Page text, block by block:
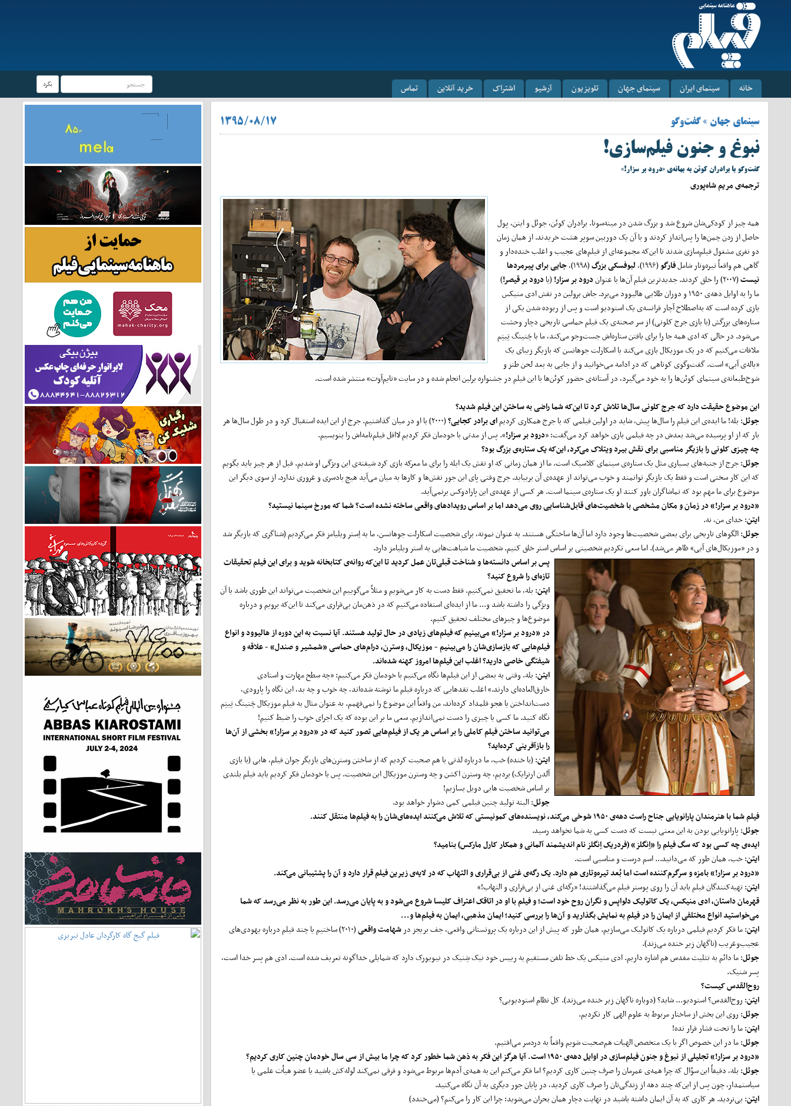
خانه سینمای ایران سینمای جهان تلویزیون آرشیو اشتراک خرید آنلاین تماس بگرد
سینمای جهان » گفت‌وگو ۱۳۹۵/۰۸/۱۷
نبوغ و جنون فیلم‌سازی!
گفت‌وگو با برادران کوئن به بهانه‌ی «درود بر سزار!»
ترجمه‌ی مریم شاه‌پوری
همه چیز از کودکی‌شان شروع شد و بزرگ شدن در مینه‌سوتا. برادران کوئن، جوئل و ایتن، پول
حاصل از زدن چمن‌ها را پس‌انداز کردند و با آن یک دوربین سوپر هشت خریدند. از همان زمان
دو نفری مشغول فیلم‌سازی شدند تا این‌که مجموعه‌ای از فیلم‌های عجیب و اغلب خنده‌دار و
گاهی هم واقعاً تیره‌وتار شاملفارگو(۱۹۹۶)، لبوفسکی بزرگ(۱۹۹۸)،
جایی برای پیرمردها
نیست(۲۰۰۷) را خلق کردند. جدیدترین فیلم آن‌ها با عنوان درود بر سزار!(یادرود بر قیصر!)
ما را به اوایل دهه‌ی ۱۹۵۰ و دوران طلایی هالیوود می‌برد. جاش برولین در نقش ادی منیکس
بازی کرده است که به‌اصطلاح آچار فرانسه‌ی یک استودیو است و پس از ربوده شدن یکی از
ستاره‌های بزرگش (با بازی جرج کلونی) از سر صحنه‌ی یک فیلم حماسی تاریخی دچار وحشت
می‌شود. در حالی که ادی همه جا را برای یافتن ستاره‌اش جست‌وجو می‌کند، ما با چَنینگ تِیتِم
ملاقات می‌کنیم که در یک موزیکال بازی می‌کند یا اسکارلت جوهانسن که بازیگر زیبای یک
«باله‌ی آبی» است. گفت‌وگوی کوتاهی که در ادامه می‌خوانید و از جایی به بعد لحن طنز و
شوخ‌طبعانه‌ی سینمای کوئن‌ها را به خود می‌گیرد، در آستانه‌ی حضور کوئن‌ها با این فیلم در جشنواره برلین انجام شده و در سایت «تایم‌آوت» منتشر شده است.
این موضوع حقیقت دارد که جرج کلونی سال‌ها تلاش کرد تا این‌که شما راضی به ساختن این فیلم شدید؟
جوئل: بله! ما ایده‌ی این فیلم را سال‌ها پیش، شاید در اولین فیلمی که با جرج همکاری کردیمای برادر کجایی؟
(۲۰۰۰) با او در میان گذاشتیم. جرج از این ایده استقبال کرد و در طول سال‌ها هر
بار که از او پرسیده می‌شد بعدش در چه فیلمی بازی خواهد کرد می‌گفت: «درود بر سزار!». پس از مدتی با خودمان فکر کردیم لااقل فیلم‌نامه‌اش را بنویسیم.
چه چیزی کلونی را بازیگر مناسبی برای نقش بیرد ویتلاک می‌کرد، این‌که یک ستاره‌ی بزرگ بود؟
جوئل: جرج از جنبه‌های بسیاری مثل یک ستاره‌ی سینمای کلاسیک است. ما از همان زمانی که او نقش یک ابله را برای ما معرکه بازی کرد شیفته‌ی این ویژگی او شدیم. قبل از هر چیز باید بگویم
که این کار سختی است و فقط یک بازیگر توانمند و خوب می‌تواند از عهده‌ی آن بربیاید. جرج وقتی پای این جور نقش‌ها و کارها به میان می‌آید هیچ بادسری و غروری ندارد. از سوی دیگر این
موضوع برای ما مهم بود که تماشاگران باور کنند او یک ستاره‌ی سینما است. هر کسی از عهده‌ی این پارادوکس برنمی‌آید.
«درود بر سزار!» در زمان و مکان مشخصی با شخصیت‌های قابل‌شناسایی روی می‌دهد اما بر اساس رویدادهای واقعی ساخته نشده است؟ شما که مورخ سینما نیستید؟
ایتن: خدای من، نه.
جوئل: الگوهای تاریخی برای بعضی شخصیت‌ها وجود دارد اما آن‌ها ساختگی هستند. به عنوان نمونه، برای شخصیت اسکارلت جوهانسن، ما به اِستر ویلیامز فکر می‌کردیم (شناگری که بازیگر شد
و در «موزیکال‌های آبی» ظاهر می‌شد). اما سعی نکردیم شخصیتی بر اساس استر خلق کنیم. شخصیت ما شباهت‌هایی به استر ویلیامز دارد.
پس بر اساس دانسته‌ها و شناخت قبلی‌تان عمل کردید تا این‌که روانه‌ی کتابخانه شوید و برای این فیلم تحقیقات
تازه‌ای را شروع کنید؟
ایتن: بله، ما تحقیق نمی‌کنیم. فقط دست به کار می‌شویم و مثلاً می‌گوییم این شخصیت می‌تواند این طوری باشد یا آن
ویژگی را داشته باشد و... ما از ایده‌ای استفاده می‌کنیم که در ذهن‌مان بی‌قراری می‌کند تا این‌که برویم و درباره
موضوع‌ها و چیزهای مختلف تحقیق کنیم.
در «درود بر سزار!» می‌بینیم که فیلم‌های زیادی در حال تولید هستند. آیا نسبت به این دوره از هالیوود و انواع
فیلم‌هایی که بازسازی‌شان را می‌بینیم - موزیکال، وسترن، درام‌های حماسی «شمشیر و صندل» - علاقه و
شیفتگی خاصی دارید؟ اغلب این فیلم‌ها امروز کهنه شده‌اند.
ایتن: بله. وقتی به بعضی از این فیلم‌ها نگاه می‌کنیم با خودمان فکر می‌کنیم: «چه سطح مهارت و استادی
خارق‌العاده‌ای دارند.» اغلب نقدهایی که درباره فیلم ما نوشته شده‌اند، چه خوب و چه بد، این نگاه را پارودی،
دست‌انداختن یا هجو قلمداد کرده‌اند. من واقعاً این موضوع را نمی‌فهمم. به عنوان مثال به فیلم موزیکال چَنینگ تِیتِم
نگاه کنید. ما کسی یا چیزی را دست نمی‌اندازیم. سعی ما بر این بوده که یک اجرای خوب را ضبط کنیم!
می‌توانید ساختن فیلم کاملی را بر اساس هر یک از فیلم‌هایی تصور کنید که در «درود بر سزار!» بخشی از آن‌ها
را بازآفرینی کرده‌اید؟
ایتن: (با خنده) خب، ما درباره لذتی با هم صحبت کردیم که از ساختن وسترن‌های بازیگر جوان فیلم، هابی (با بازی
آلدن ارنرایک) بردیم، چه وسترن اکشن و چه وسترن موزیکال این شخصیت. پس با خودمان فکر کردیم باید فیلم بلندی
بر اساس شخصیت هابی دویل بسازیم!
جوئل: البته تولید چنین فیلمی کمی دشوار خواهد بود.
فیلم شما با هنرمندان پارانویایی جناح راست دهه‌ی ۱۹۵۰ شوخی می‌کند، نویسنده‌های کمونیستی که تلاش می‌کنند ایده‌های‌شان را به فیلم‌ها منتقل کنند.
جوئل: پارانویایی بودن به این معنی نیست که دست کسی به شما نخواهد رسید.
ایده‌ی چه کسی بود که سگ فیلم را «اِنگلز» (فردریک اِنگلز نام اندیشمند آلمانی و همکار کارل مارکس) بنامید؟
ایتن: خب، همان طور که می‌دانید... اسم درست و مناسبی است.
«درود بر سزار!» بامزه و سرگرم‌کننده است اما بُعد تیره‌وتاری هم دارد. یک رگه‌ی غنی از بی‌قراری و التهاب که در لایه‌ی زیرین فیلم قرار دارد و آن را پشتیبانی می‌کند.
ایتن: تهیه‌کنندگان فیلم باید آن را روی پوستر فیلم می‌گذاشتند! «رگه‌ای غنی از بی‌قراری و التهاب!»
قهرمان داستان، ادی منیکس، یک کاتولیک دلواپس و نگران روح خود است؛ و فیلم با او در اتاقک اعتراف کلیسا شروع می‌شود و به پایان می‌رسد. این طور به نظر می‌رسد که شما
می‌خواستید انواع مختلفی از ایمان را در فیلم به نمایش بگذارید و آن‌ها را بررسی کنید؛ ایمان مذهبی، ایمان به فیلم‌ها و...
ایتن: ما فکر کردیم فیلمی درباره یک کاتولیک می‌سازیم. همان طور که پیش از این درباره یک پروتستانی واقعی، جف بریجز در شهامت واقعی
(۲۰۱۰) ساختیم یا چند فیلم درباره یهودی‌های
عجیب‌وغریب (ناگهان زیر خنده می‌زند).
جوئل: ما دائم به تثلیث مقدس هم اشاره داریم. ادی منیکس یک خط تلفن مستقیم به رییس خود نیک شِنیک در نیویورک دارد که شمایلی خداگونه تعریف شده است. ادی هم پسر خدا است،
پسر شنیک.
روح‌القدس کیست؟
ایتن: روح‌القدس؟ استودیو... شاید؟ (دوباره ناگهان زیر خنده می‌زند). کل نظام استودیویی؟
جوئل: روی این بخش از ساختار مربوط به علوم الهی کار نکردیم.
ایتن: ما را تحت فشار قرار نده!
جوئل: ما در این خصوص اگر با یک متخصص الهیات هم‌صحبت شویم واقعاً به دردسر می‌افتیم.
«درود بر سزار!» تجلیلی از نبوغ و جنون فیلم‌سازی در اوایل دهه‌ی ۱۹۵۰ است. آیا هرگز این فکر به ذهن شما خطور کرد که چرا ما بیش از سی سال خودمان چنین کاری کردیم؟
جوئل: بله، دقیقاً این سؤال که چرا همه‌ی عمرمان را صرف چنین کاری کردیم؟ اما فکر می‌کنم این به همه‌ی آدم‌ها مربوط می‌شود و فرقی نمی‌کند لوله‌کش باشید یا عضو هیأت علمی یا
سیاستمدار، چون پس از این‌که چند دهه از زندگی‌تان را صرف کاری کردید، در پایان جور دیگری به آن نگاه می‌کنید.
ایتن: بی‌تردید. هر کاری که به آن ایمان داشته باشید در نهایت دچار همان بحران می‌شوید: چرا این کار را می‌کنم؟ (می‌خندد)